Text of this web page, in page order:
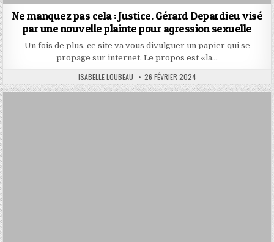
Ne manquez pas cela : Justice. Gérard Depardieu visé
par une nouvelle plainte pour agression sexuelle
Un fois de plus, ce site va vous divulguer un papier qui se
propage sur internet. Le propos est «la…
AUTHOR:
ISABELLE LOUBEAU PUBLISHED
DATE:
26 FÉVRIER 2024